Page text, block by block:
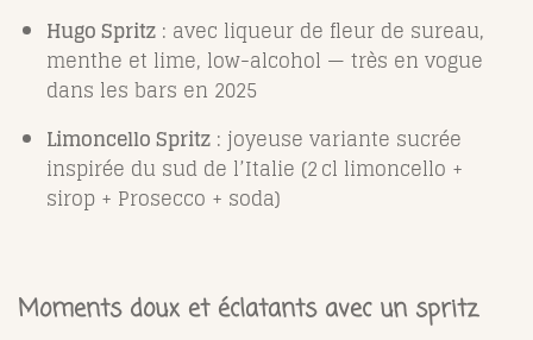
Hugo Spritz : avec liqueur de fleur de sureau,
menthe et lime, low-alcohol — très en vogue
dans les bars en 2025
Limoncello Spritz : joyeuse variante sucrée
inspirée du sud de l’Italie (2 cl limoncello +
sirop + Prosecco + soda)
Moments doux et éclatants avec un spritz